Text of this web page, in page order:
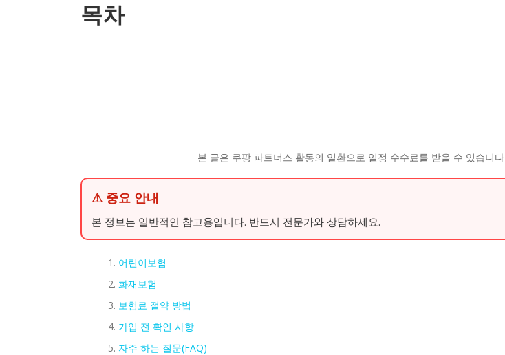
목차
본 글은 쿠팡 파트너스 활동의 일환으로 일정 수수료를 받을 수 있습니다.
⚠ 중요 안내
본 정보는 일반적인 참고용입니다. 반드시 전문가와 상담하세요.
어린이보험
화재보험
보험료 절약 방법
가입 전 확인 사항
자주 하는 질문(FAQ)